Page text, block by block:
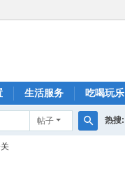
生活服务 吃喝玩乐
帖子 热搜: